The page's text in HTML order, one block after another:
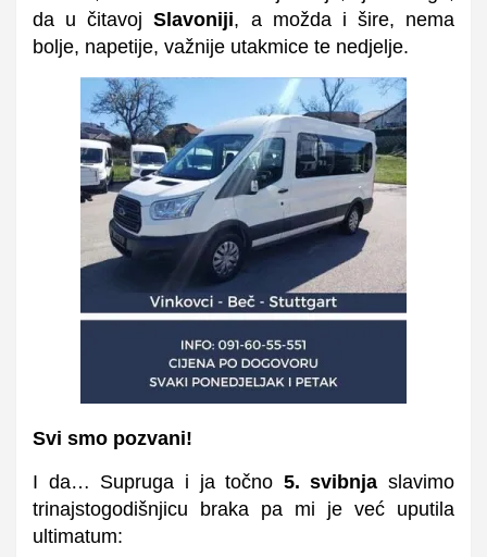
da u čitavojSlavoniji, a možda i šire, nema
bolje, napetije, važnije utakmice te nedjelje.
Svi smo pozvani!
I da… Supruga i ja točno 5. svibnja slavimo
trinajstogodišnjicu braka pa mi je već uputila
ultimatum: